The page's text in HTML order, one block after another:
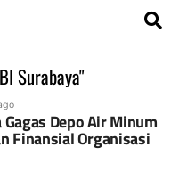
Surabaya"
Gagas Depo Air Minum
Finansial Organisasi